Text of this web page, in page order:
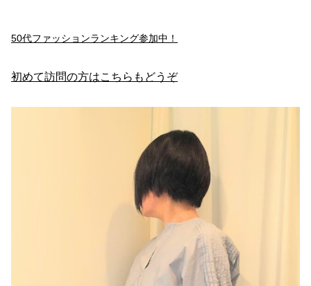
50代ファッションランキング参加中！
初めて訪問の方はこちらもどうぞ